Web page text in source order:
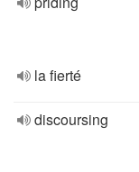
la fierté
discoursing